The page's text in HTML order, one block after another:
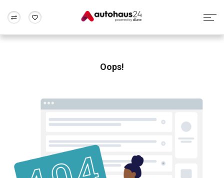
Rund um die Inzahlungnahme
Oops!